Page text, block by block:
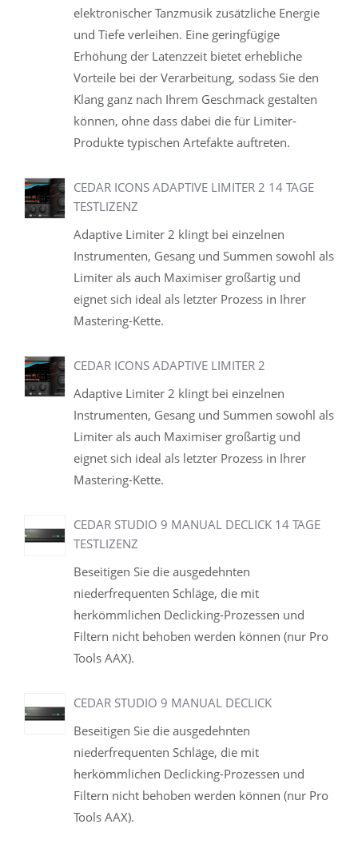
elektronischer Tanzmusik zusätzliche Energie
und Tiefe verleihen. Eine geringfügige
Erhöhung der Latenzzeit bietet erhebliche
Vorteile bei der Verarbeitung, sodass Sie den
Klang ganz nach Ihrem Geschmack gestalten
können, ohne dass dabei die für Limiter-
Produkte typischen Artefakte auftreten.
CEDAR ICONS ADAPTIVE LIMITER 2 14 TAGE
TESTLIZENZ
Adaptive Limiter 2 klingt bei einzelnen
Instrumenten, Gesang und Summen sowohl als
Limiter als auch Maximiser großartig und
eignet sich ideal als letzter Prozess in Ihrer
Mastering-Kette.
CEDAR ICONS ADAPTIVE LIMITER 2
Adaptive Limiter 2 klingt bei einzelnen
Instrumenten, Gesang und Summen sowohl als
Limiter als auch Maximiser großartig und
eignet sich ideal als letzter Prozess in Ihrer
Mastering-Kette.
CEDAR STUDIO 9 MANUAL DECLICK 14 TAGE
TESTLIZENZ
Beseitigen Sie die ausgedehnten
niederfrequenten Schläge, die mit
herkömmlichen Declicking-Prozessen und
Filtern nicht behoben werden können (nur Pro
Tools AAX).
CEDAR STUDIO 9 MANUAL DECLICK
Beseitigen Sie die ausgedehnten
niederfrequenten Schläge, die mit
herkömmlichen Declicking-Prozessen und
Filtern nicht behoben werden können (nur Pro
Tools AAX).